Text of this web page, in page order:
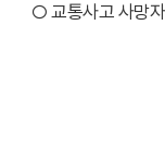
○ 교통사고 사망